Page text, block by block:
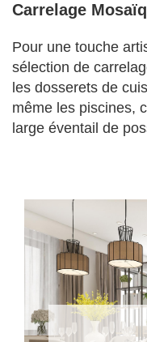
Carrelage
Pour une touche
sélection de
les dosserets de
même les piscines,
large éventail de